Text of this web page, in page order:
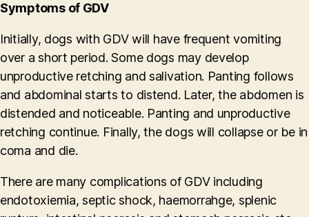
Symptoms of GDV
Initially, dogs with GDV will have frequent vomiting
over a short period. Some dogs may develop
unproductive retching and salivation. Panting follows
and abdominal starts to distend. Later, the abdomen is
distended and noticeable. Panting and unproductive
retching continue. Finally, the dogs will collapse or be in
coma and die.
There are many complications of GDV including
endotoxiemia, septic shock, haemorrahge, splenic